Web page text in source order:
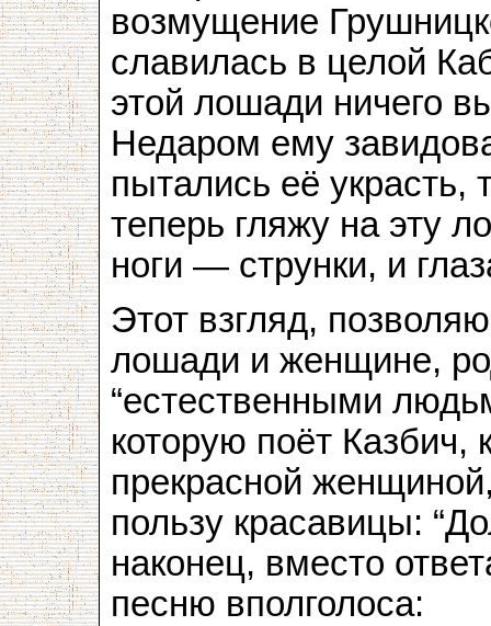
возмущение
славилась в целой
этой лошади ничего
Недаром ему
пытались её украсть,
теперь гляжу на эту
ноги — струнки, и
Этот взгляд,
лошади и женщине,
“естественными
которую поёт Казбич,
прекрасной
пользу красавицы:
наконец, вместо
песню вполголоса: